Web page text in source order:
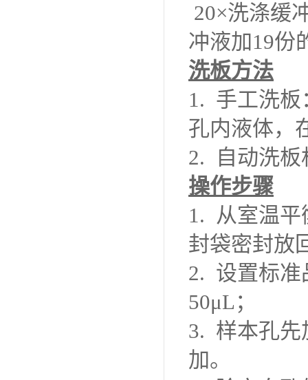
20×洗涤缓
冲液加19份
洗板方法
1. 手工洗板
孔内液体，
2.
自动洗
操作步骤
1. 从室温平
封袋密封放
2. 设置标准
50μL；
3. 样本孔先
加。